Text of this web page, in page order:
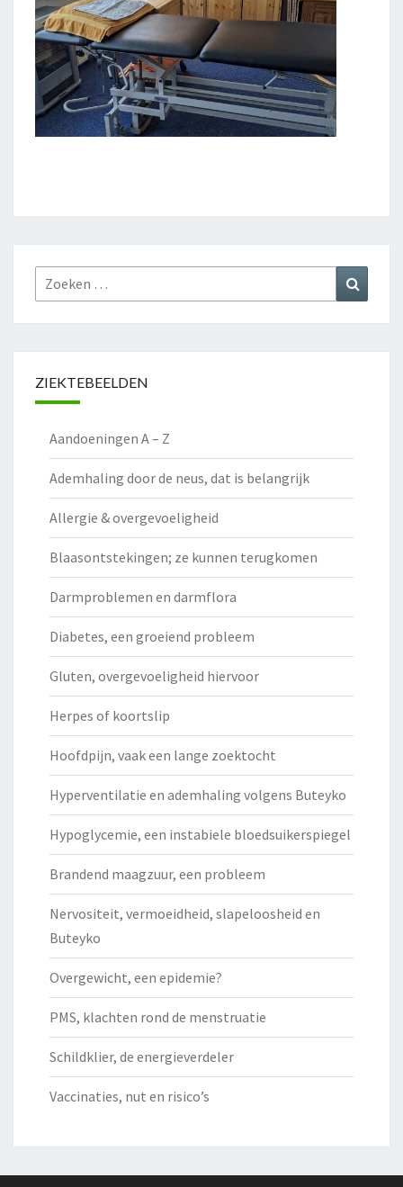
Zoeken
naar:
ZIEKTEBEELDEN
Aandoeningen A – Z
Ademhaling door de neus, dat is belangrijk
Allergie & overgevoeligheid
Blaasontstekingen; ze kunnen terugkomen
Darmproblemen en darmflora
Diabetes, een groeiend probleem
Gluten, overgevoeligheid hiervoor
Herpes of koortslip
Hoofdpijn, vaak een lange zoektocht
Hyperventilatie en ademhaling volgens Buteyko
Hypoglycemie, een instabiele bloedsuikerspiegel
Brandend maagzuur, een probleem
Nervositeit, vermoeidheid, slapeloosheid en
Buteyko
Overgewicht, een epidemie?
PMS, klachten rond de menstruatie
Schildklier, de energieverdeler
Vaccinaties, nut en risico’s